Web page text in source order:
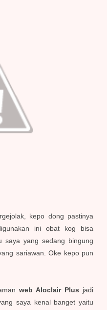
kepo dong pastinya
ini obat kog bisa
saya yang sedang bingung
sariawan. Oke kepo pun
web Aloclair Plus jadi
saya kenal banget yaitu